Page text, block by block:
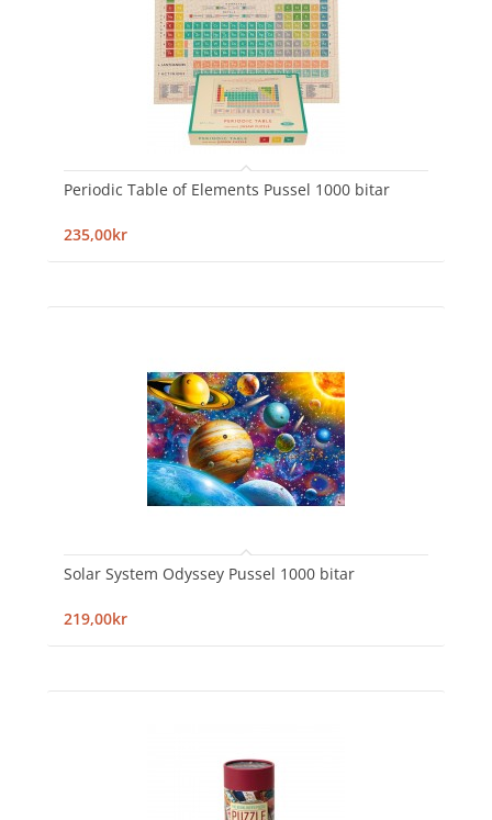
Periodic Table of Elements Pussel 1000 bitar
235,00kr
Solar System Odyssey Pussel 1000 bitar
219,00kr